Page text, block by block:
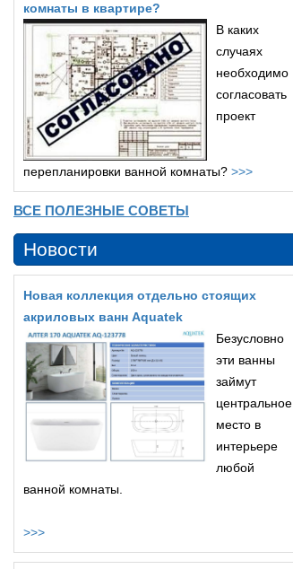
комнаты в квартире?
В каких
случаях
необходимо
согласовать
проект
перепланировки ванной комнаты? >>>
ВСЕ ПОЛЕЗНЫЕ СОВЕТЫ
Новости
Новая коллекция отдельно стоящих
акриловых ванн Aquatek
Безусловно
эти ванны
займут
центральное
место в
интерьере
любой
ванной комнаты.
>>>